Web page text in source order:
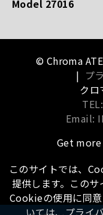
Model 27016
© Chroma
| プ
クロ
Email:
Get
このサイトでは、
提供します。このサ
Cookieの使用に同意
いては、プライ